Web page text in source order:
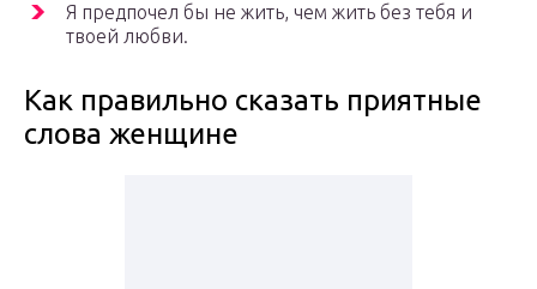
Я предпочел бы не жить, чем жить без тебя и
твоей любви.
Как правильно сказать приятные
слова женщине